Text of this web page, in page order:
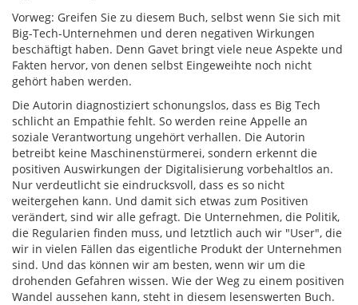
Vorweg: Greifen Sie zu diesem Buch, selbst wenn Sie sich mit
Big-Tech-Unternehmen und deren negativen Wirkungen
beschäftigt haben. Denn Gavet bringt viele neue Aspekte und
Fakten hervor, von denen selbst Eingeweihte noch nicht
gehört haben werden.
Die Autorin diagnostiziert schonungslos, dass es Big Tech
schlicht an Empathie fehlt. So werden reine Appelle an
soziale Verantwortung ungehört verhallen. Die Autorin
betreibt keine Maschinenstürmerei, sondern erkennt die
positiven Auswirkungen der Digitalisierung vorbehaltlos an.
Nur verdeutlicht sie eindrucksvoll, dass es so nicht
weitergehen kann. Und damit sich etwas zum Positiven
verändert, sind wir alle gefragt. Die Unternehmen, die Politik,
die Regularien finden muss, und letztlich auch wir "User", die
wir in vielen Fällen das eigentliche Produkt der Unternehmen
sind. Und das können wir am besten, wenn wir um die
drohenden Gefahren wissen. Wie der Weg zu einem positiven
Wandel aussehen kann, steht in diesem lesenswerten Buch.